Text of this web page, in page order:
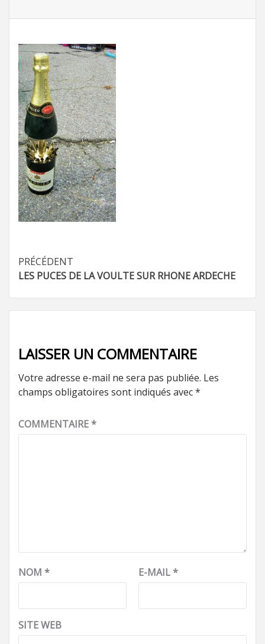
Navigation
d’article
PRÉCÉDENT
LES PUCES DE LA VOULTE SUR RHONE ARDECHE
LAISSER UN COMMENTAIRE
Votre adresse e-mail ne sera pas publiée. Les
champs obligatoires sont indiqués avec*
COMMENTAIRE*
NOM * E-MAIL*
SITE WEB